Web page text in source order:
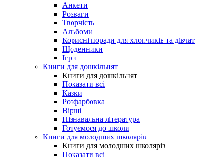
Анкети
Розваги
Творчість
Альбоми
Корисні поради для хлопчиків та дівчат
Щоденники
Ігри
Книги для дошкільнят
Книги для дошкільнят
Показати всі
Казки
Розфарбовка
Вірші
Пізнавальна література
Готуємося до школи
Книги для молодших школярів
Книги для молодших школярів
Показати всі